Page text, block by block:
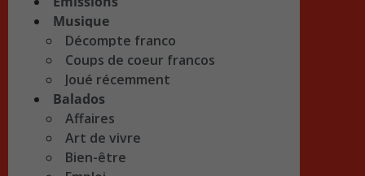
Musique
Décompte franco
Coups de coeur francos
Joué récemment
Balados
Affaires
Art de vivre
Bien-être